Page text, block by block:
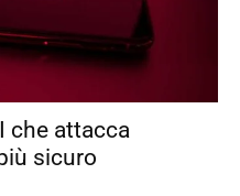
che attacca
sicuro